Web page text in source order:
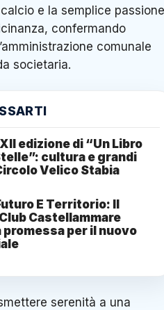
e la semplice passione
confermando
comunale
societaria.
edizione di “Un Libro
cultura e grandi
Velico Stabia
E Territorio: Il
Castellammare
promessa per il nuovo
serenità a una